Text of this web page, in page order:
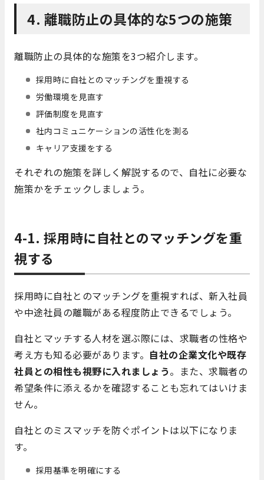
4. 離職防止の具体的な5つの施策
離職防止の具体的な施策を3つ紹介します。
採用時に自社とのマッチングを重視する
労働環境を見直す
評価制度を見直す
社内コミュニケーションの活性化を測る
キャリア支援をする
それぞれの施策を詳しく解説するので、自社に必要な
施策かをチェックしましょう。
4-1. 採用時に自社とのマッチングを重
視する
採用時に自社とのマッチングを重視すれば、新入社員
や中途社員の離職がある程度防止できるでしょう。
自社とマッチする人材を選ぶ際には、求職者の性格や
考え方も知る必要があります。 自社の企業文化や既存
社員との相性も視野に入れましょう。また、求職者の
希望条件に添えるかを確認することも忘れてはいけま
せん。
自社とのミスマッチを防ぐポイントは以下になりま
す。
採用基準を明確にする